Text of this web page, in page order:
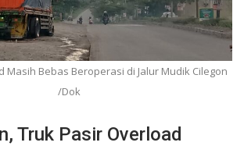
Masih Bebas Beroperasi di Jalur Mudik Cilegon
/Dok
Truk Pasir Overload